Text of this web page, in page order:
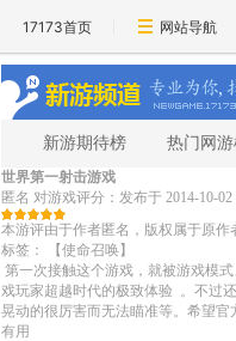
17173首页 网站导航
新游期待榜 热门网
世界第一射击游戏
匿名 对游戏评分： 发布于 2014-10-02
本游评由于作者匿名，版权属于原作
标签：
【使命召唤】
第一次接触这个游戏，就被游戏模式
戏玩家超越时代的极致体验 。不过
晃动的很厉害而无法瞄准等。希望官
有用